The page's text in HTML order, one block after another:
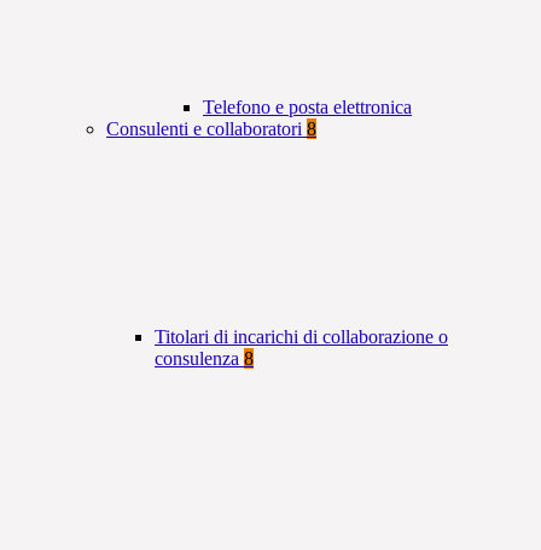
Telefono e posta elettronica
Consulenti e collaboratori 8
Titolari di incarichi di collaborazione o
consulenza 8